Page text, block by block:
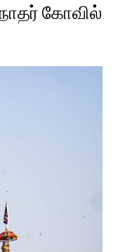
கோவில்